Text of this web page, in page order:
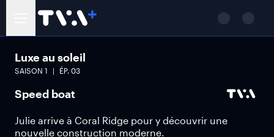
Luxe au soleil
SAISON 1 ÉP. 03
Speed boat
Julie arrive à Coral Ridge pour y découvrir une
nouvelle construction moderne.